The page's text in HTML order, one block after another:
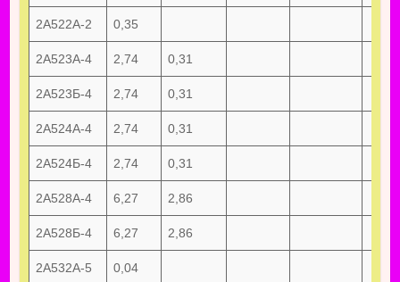
2А522А-2 0,35
2А523А-4 2,74 0,31
2А523Б-4 2,74 0,31
2А524А-4 2,74 0,31
2А524Б-4 2,74 0,31
2А528А-4 6,27 2,86
2А528Б-4 6,27 2,86
2А532А-5 0,04